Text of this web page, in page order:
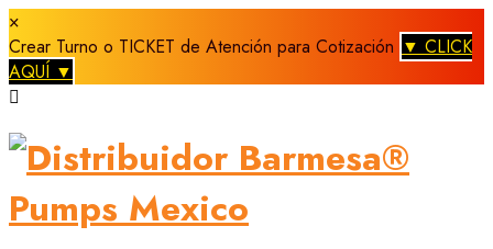
×
Crear Turno o TICKET de Atención para Cotización ▼ CLICK
AQUÍ ▼
